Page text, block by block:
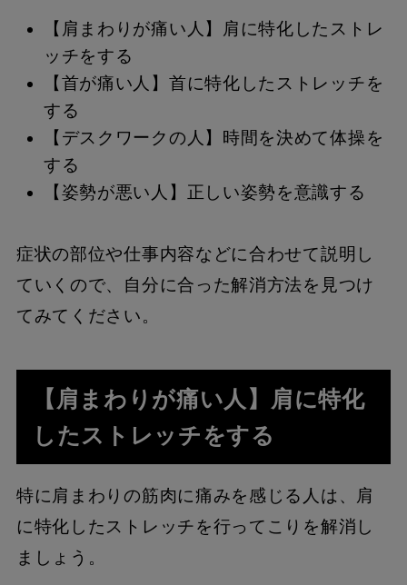
【肩まわりが痛い人】肩に特化したストレ
ッチをする
【首が痛い人】首に特化したストレッチを
する
【デスクワークの人】時間を決めて体操を
する
【姿勢が悪い人】正しい姿勢を意識する
症状の部位や仕事内容などに合わせて説明し
ていくので、自分に合った解消方法を見つけ
てみてください。
【肩まわりが痛い人】肩に特化
したストレッチをする
特に肩まわりの筋肉に痛みを感じる人は、肩
に特化したストレッチを行ってこりを解消し
ましょう。